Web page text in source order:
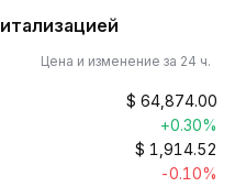
Цена и изменение за 24 ч.
$ 64,874.00
+0.30%
$ 1,914.52
-0.10%